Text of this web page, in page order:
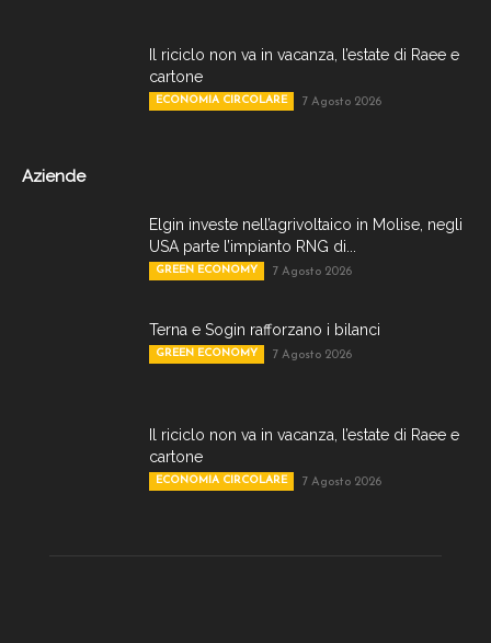
Il riciclo non va in vacanza, l’estate di Raee e
cartone
ECONOMIA CIRCOLARE 7 Agosto 2026
Aziende
Elgin investe nell’agrivoltaico in Molise, negli
USA parte l’impianto RNG di...
GREEN ECONOMY 7 Agosto 2026
Terna e Sogin rafforzano i bilanci
GREEN ECONOMY 7 Agosto 2026
Il riciclo non va in vacanza, l’estate di Raee e
cartone
ECONOMIA CIRCOLARE 7 Agosto 2026